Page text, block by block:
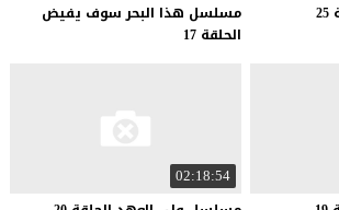
25
مسلسل هذا البحر سوف يفيض
الحلقة 17
02:18:54